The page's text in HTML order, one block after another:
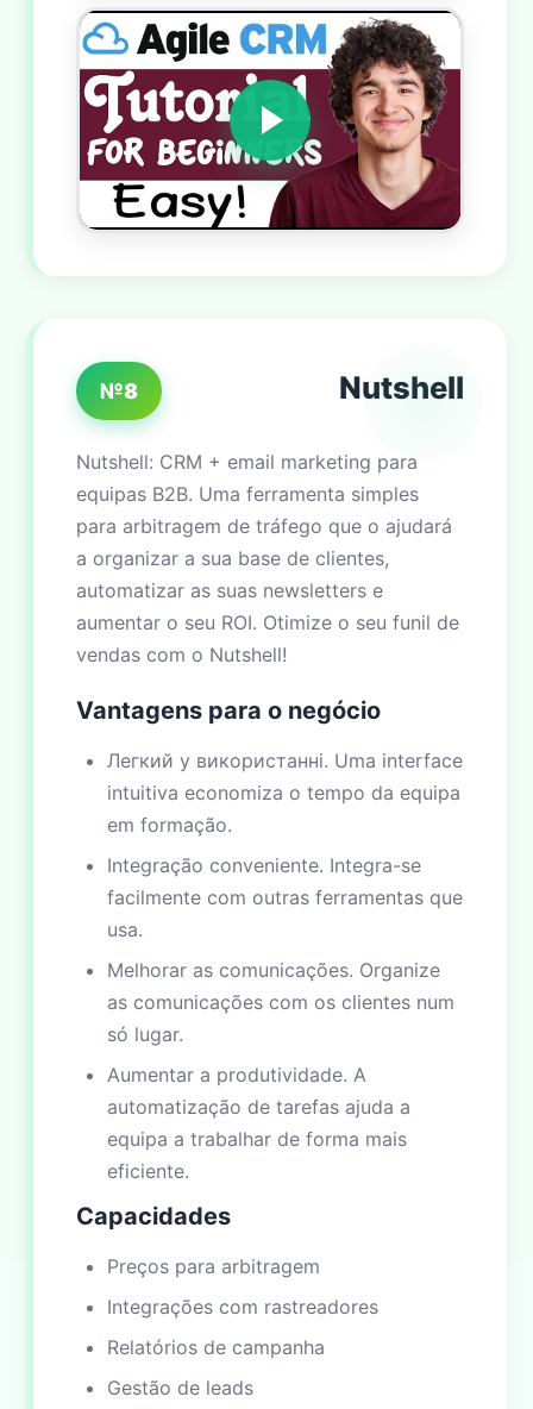
№8 Nutshell
Nutshell: CRM + email marketing para
equipas B2B. Uma ferramenta simples
para arbitragem de tráfego que o ajudará
a organizar a sua base de clientes,
automatizar as suas newsletters e
aumentar o seu ROI. Otimize o seu funil de
vendas com o Nutshell!
Vantagens para o negócio
Легкий у використанні. Uma interface
intuitiva economiza o tempo da equipa
em formação.
Integração conveniente. Integra-se
facilmente com outras ferramentas que
usa.
Melhorar as comunicações. Organize
as comunicações com os clientes num
só lugar.
Aumentar a produtividade. A
automatização de tarefas ajuda a
equipa a trabalhar de forma mais
eficiente.
Capacidades
Preços para arbitragem
Integrações com rastreadores
Relatórios de campanha
Gestão de leads